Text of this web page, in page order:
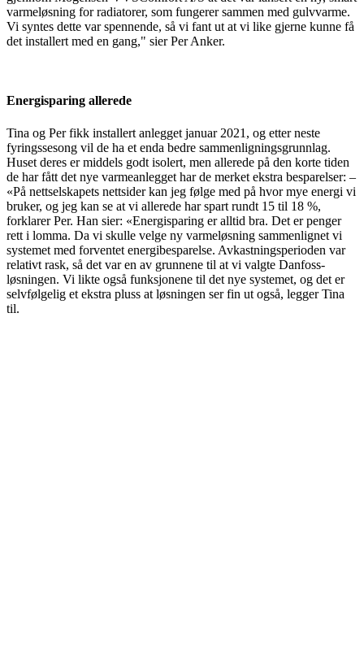
varmeløsning for radiatorer, som fungerer sammen med gulvvarme.
Vi syntes dette var spennende, så vi fant ut at vi like gjerne kunne få
det installert med en gang," sier Per Anker.
Energisparing allerede
Tina og Per fikk installert anlegget januar 2021, og etter neste
fyringssesong vil de ha et enda bedre sammenligningsgrunnlag.
Huset deres er middels godt isolert, men allerede på den korte tiden
de har fått det nye varmeanlegget har de merket ekstra besparelser: –
«På nettselskapets nettsider kan jeg følge med på hvor mye energi vi
bruker, og jeg kan se at vi allerede har spart rundt 15 til 18 %,
forklarer Per. Han sier: «Energisparing er alltid bra. Det er penger
rett i lomma. Da vi skulle velge ny varmeløsning sammenlignet vi
systemet med forventet energibesparelse. Avkastningsperioden var
relativt rask, så det var en av grunnene til at vi valgte Danfoss-
løsningen. Vi likte også funksjonene til det nye systemet, og det er
selvfølgelig et ekstra pluss at løsningen ser fin ut også, legger Tina
til.